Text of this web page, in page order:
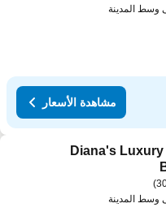
مشاهدة الأسعار
Add to
Diana's